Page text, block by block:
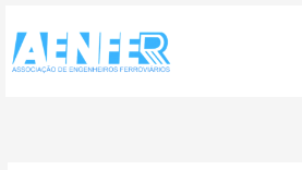
para
conteúdo